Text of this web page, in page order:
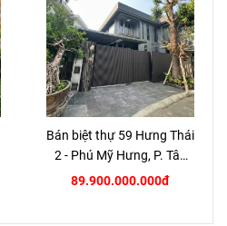
Bán biệt thự 59 Hưng Thái
2 - Phú Mỹ Hưng, P. Tân
Hưng, Quận 7
89.900.000.000đ